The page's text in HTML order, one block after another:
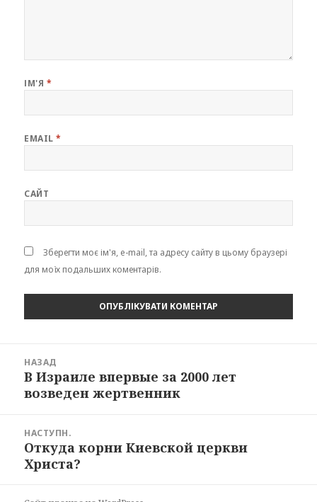
ІМ'Я *
EMAIL*
САЙТ
Зберегти моє ім'я, e-mail, та адресу сайту в цьому браузері
для моїх подальших коментарів.
записів
НАЗАД
Попередній
запис:
В Израиле впервые за 2000 лет
возведен жертвенник
НАСТУПН.
Наступний
запис:
Откуда корни Киевской церкви
Христа?